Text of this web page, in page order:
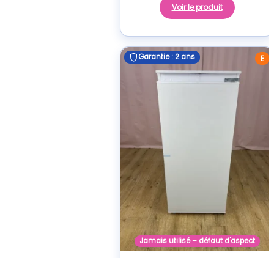
Voir le produit
E
Garantie : 2 ans
Jamais utilisé – défaut d'aspect
Garantie : 2 ans